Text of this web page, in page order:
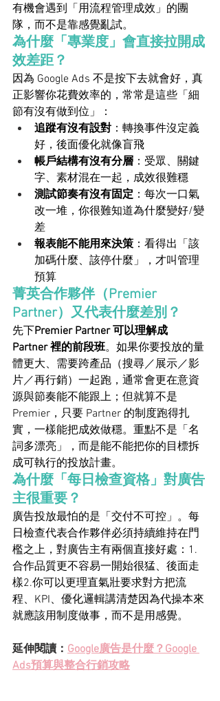
有機會遇到「用流程管理成效」的團
隊，而不是靠感覺亂試。
為什麼「專業度」會直接拉開成
效差距？
因為 Google Ads 不是按下去就會好，真
正影響你花費效率的，常常是這些「細
節有沒有做到位」：
追蹤有沒有設對 ：轉換事件沒定義
好，後面優化就像盲飛
帳戶結構有沒有分層 ：受眾、關鍵
字、素材混在一起，成效很難穩
測試節奏有沒有固定 ：每次一口氣
改一堆，你很難知道為什麼變好/變
差
報表能不能用來決策 ：看得出「該
加碼什麼、該停什麼」，才叫管理
預算
菁英合作夥伴（Premier
Partner）又代表什麼差別？
先下Premier Partner 可以理解成
Partner 裡的前段班。如果你要投放的量
體更大、需要跨產品（搜尋／展示／影
片／再行銷）一起跑，通常會更在意資
源與節奏能不能跟上；但就算不是
Premier，只要 Partner 的制度跑得扎
實，一樣能把成效做穩。重點不是「名
詞多漂亮」，而是能不能把你的目標拆
成可執行的投放計畫。
為什麼「每日檢查資格」對廣告
主很重要？
廣告投放最怕的是「交付不可控」。每
日檢查代表合作夥伴必須持續維持在門
檻之上，對廣告主有兩個直接好處：1.
合作品質更不容易一開始很猛、後面走
樣2.你可以更理直氣壯要求對方把流
程、KPI、優化邏輯講清楚因為代操本來
就應該用制度做事，而不是用感覺。
延伸閱讀： Google廣告是什麼？Google
Ads預算與整合行銷攻略